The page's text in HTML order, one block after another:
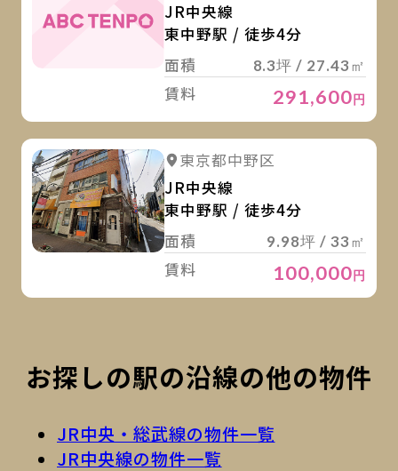
JR中央線
東中野駅 / 徒歩4分
面積
8.3坪 / 27.43㎡
賃料 291,600円
詳細を見る
東京都中野区
JR中央線
東中野駅 / 徒歩4分
面積
9.98坪 / 33㎡
賃料 100,000円
お探しの駅の沿線の他の物件
JR中央・総武線の物件一覧
JR中央線の物件一覧